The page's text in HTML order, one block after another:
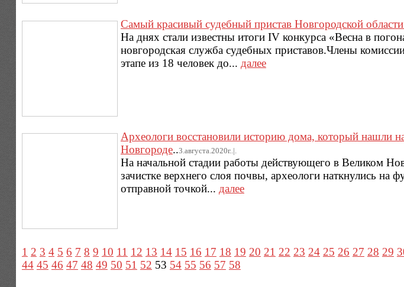
Самый красивый судебный пристав Новгородской
На днях стали известны итоги IV конкурса «Весна в
новгородская служба судебных приставов.Члены
этапе из 18 человек до... далее
Археологи восстановили историю дома, который нашли
Новгороде..3.августа.2020г..|.
На начальной стадии работы действующего в Великом
зачистке верхнего слоя почвы, археологи наткнулись на
отправной точкой... далее
1 2 3 4 5 6 7 8 9 10 11 12 13 14 15 16 17 18 19 20 21 22 23 24 25 26 27 28 29
44 45 46 47 48 49 50 51 52 53 54 55 56 57 58